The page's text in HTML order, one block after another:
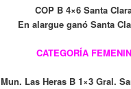
COP B 4×6 Santa
En alargue ganó Santa
CATEGORÍA
Mun. Las Heras B 1×3 Gral.